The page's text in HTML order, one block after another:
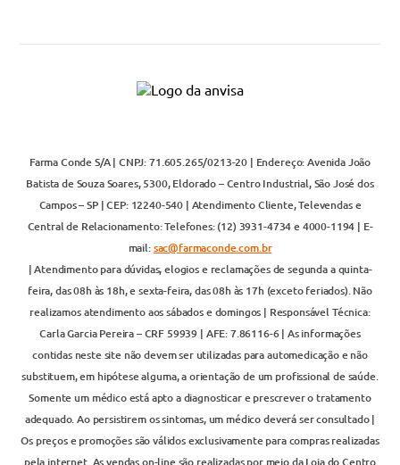
Farma Conde S/A | CNPJ: 71.605.265/0213-20 | Endereço: Avenida João
Batista de Souza Soares, 5300, Eldorado – Centro Industrial, São José dos
Campos – SP | CEP: 12240-540 | Atendimento Cliente, Televendas e
Central de Relacionamento: Telefones: (12) 3931-4734 e 4000-1194 | E-
mail:sac@farmaconde.com.br
| Atendimento para dúvidas, elogios e reclamações de segunda a quinta-
feira, das 08h às 18h, e sexta-feira, das 08h às 17h (exceto feriados). Não
realizamos atendimento aos sábados e domingos | Responsável Técnica:
Carla Garcia Pereira – CRF 59939 | AFE: 7.86116-6 | As informações
contidas neste site não devem ser utilizadas para automedicação e não
substituem, em hipótese alguma, a orientação de um profissional de saúde.
Somente um médico está apto a diagnosticar e prescrever o tratamento
adequado. Ao persistirem os sintomas, um médico deverá ser consultado |
Os preços e promoções são válidos exclusivamente para compras realizadas
pela internet. As vendas on-line são realizadas por meio da Loja do Centro